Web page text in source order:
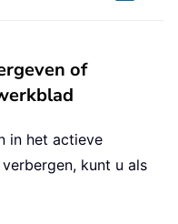
of
in het actieve
kunt u als